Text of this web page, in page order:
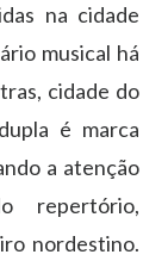
na cidade
musical há
cidade do
é marca
a atenção
repertório,
nordestino.